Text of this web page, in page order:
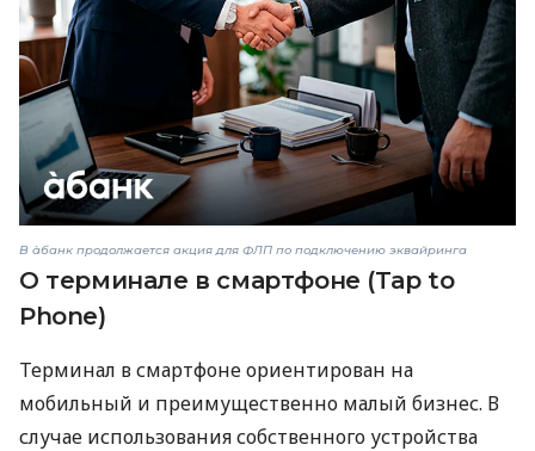
В àбанк продолжается акция для ФЛП по подключению эквайринга
О терминале в смартфоне (Tap to
Phone)
Терминал в смартфоне ориентирован на
мобильный и преимущественно малый бизнес. В
случае использования собственного устройства